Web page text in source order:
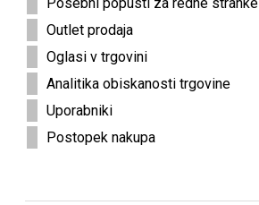
Outlet prodaja
Oglasi v trgovini
Analitika obiskanosti trgovine
Uporabniki
Postopek nakupa